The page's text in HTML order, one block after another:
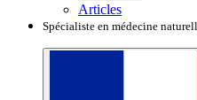
Articles
Spécialiste en médecine